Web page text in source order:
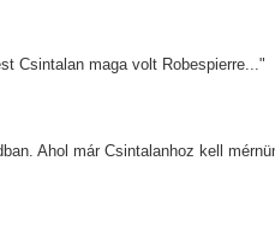
Csintalan maga volt Robespierre..."
Ahol már Csintalanhoz kell